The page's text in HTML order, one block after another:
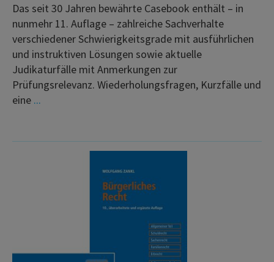
Das seit 30 Jahren bewährte Casebook enthält – in
nunmehr 11. Auflage – zahlreiche Sachverhalte
verschiedener Schwierigkeitsgrade mit ausführlichen
und instruktiven Lösungen sowie aktuelle
Judikaturfälle mit Anmerkungen zur
Prüfungsrelevanz. Wiederholungsfragen, Kurzfälle und
eine ...